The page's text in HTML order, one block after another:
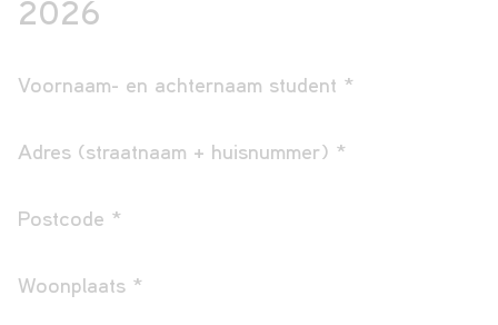
2026
Voornaam- en achternaam student *
Adres (straatnaam + huisnummer) *
Postcode *
Woonplaats *